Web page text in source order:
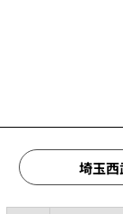
埼玉西